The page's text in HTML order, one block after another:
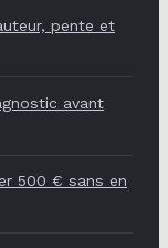
pente et
avant
500 € sans en